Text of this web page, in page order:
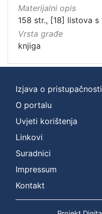
Materijalni opis
158 str., [18] listova
Vrsta građe
knjiga
Izjava o pristupačnosti
O portalu
Uvjeti korištenja
Linkovi
Suradnici
Impressum
Kontakt